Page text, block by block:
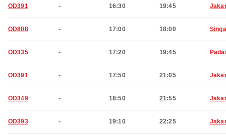
OD391 - 16:30 19:45
OD808 - 17:00 18:00
OD335 - 17:20 19:45
OD391 - 17:50 21:05
OD349 - 18:50 21:55
OD393 - 19:10 22:25